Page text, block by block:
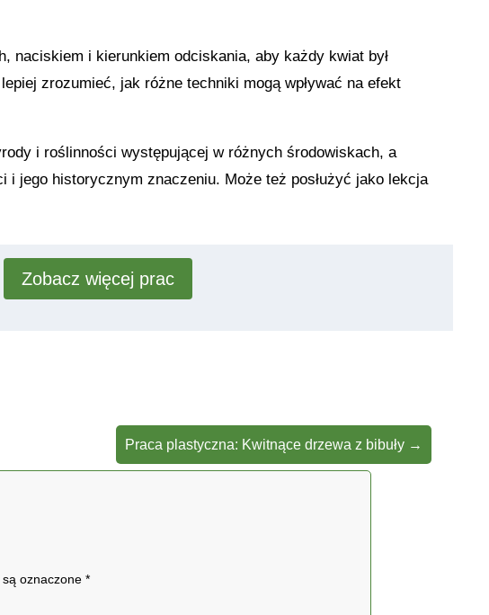
naciskiem i kierunkiem odciskania, aby każdy kwiat był
zrozumieć, jak różne techniki mogą wpływać na efekt
i roślinności występującej w różnych środowiskach, a
jego historycznym znaczeniu. Może też posłużyć jako lekcja
Zobacz więcej prac
Praca plastyczna: Kwitnące drzewa z bibuły →
oznaczone *